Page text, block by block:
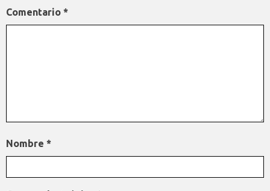
Comentario *
Nombre *